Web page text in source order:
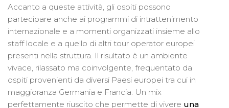
Accanto a queste attività, gli ospiti possono
partecipare anche ai programmi di intrattenimento
internazionale e a momenti organizzati insieme allo
staff locale e a quello di altri tour operator europei
presenti nella struttura. Il risultato è un ambiente
vivace, rilassato ma coinvolgente, frequentato da
ospiti provenienti da diversi Paesi europei tra cui in
maggioranza Germania e Francia. Un mix
perfettamente riuscito che permette di vivere una